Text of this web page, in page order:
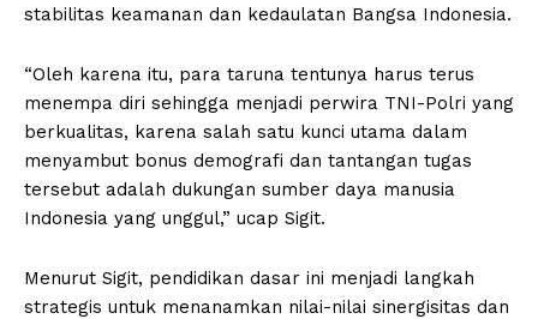
stabilitas keamanan dan kedaulatan Bangsa Indonesia.
“Oleh karena itu, para taruna tentunya harus terus
menempa diri sehingga menjadi perwira TNI-Polri yang
berkualitas, karena salah satu kunci utama dalam
menyambut bonus demografi dan tantangan tugas
tersebut adalah dukungan sumber daya manusia
Indonesia yang unggul,” ucap Sigit.
Menurut Sigit, pendidikan dasar ini menjadi langkah
strategis untuk menanamkan nilai-nilai sinergisitas dan